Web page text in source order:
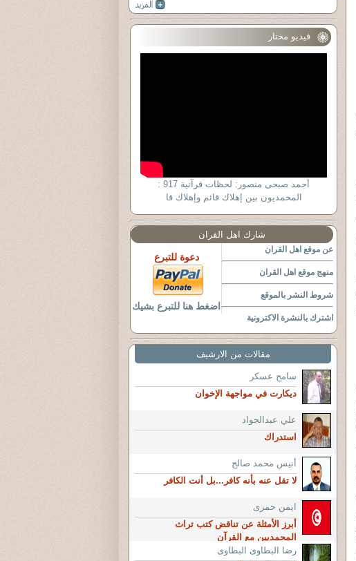
فيديو مختار
أحمد صبحى منصور: لحظات قرآنية 917 :
المحمديون بين إهلاك قائم وإهلاك قا
شارك اهل القران
عن موقع اهل القران
منهج موقع اهل القران
شروط النشر بالموقع
اشترك بالنشرة الاكترونية
دعوة للتبرع
اضغط هنا للتبرع بشيك
مقالات من الارشيف
سامح عسكر
ديكارت في مواجهة الإخوان
علي عبدالجواد
استدراك
أنيس محمد صالح
لا تقل عنه بأنه كافر...بل أنت الكافر
ايمن حمزى
أبرز الأمثلة عن تناقض كتب تراث
المحمديين مع القرآن
رضا البطاوى البطاوى